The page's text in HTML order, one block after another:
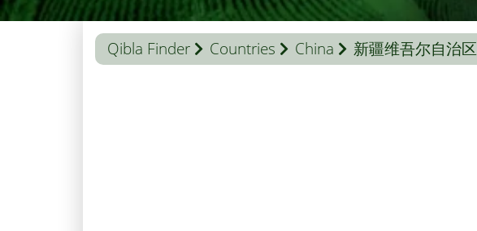
Qibla Finder Countries China 新疆维吾尔自治区